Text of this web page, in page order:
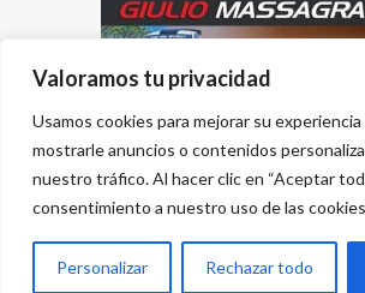
Valoramos tu privacidad
Usamos cookies para mejorar su
mostrarle anuncios o contenidos
nuestro tráfico. Al hacer clic en “Aceptar
consentimiento a nuestro uso de las
Personalizar Rechazar todo
Desarrollado por